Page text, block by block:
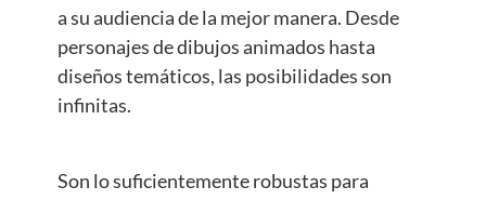
a su audiencia de la mejor manera. Desde
personajes de dibujos animados hasta
diseños temáticos, las posibilidades son
infinitas.
Son lo suficientemente robustas para